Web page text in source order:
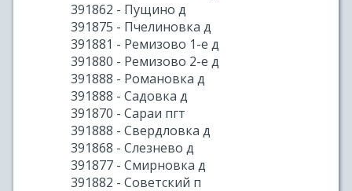
391862 - Пущино д
391875 - Пчелиновка д
391881 - Ремизово 1-е д
391880 - Ремизово 2-е д
391888 - Романовка д
391888 - Садовка д
391870 - Сараи пгт
391888 - Свердловка д
391868 - Слезнево д
391877 - Смирновка д
391882 - Советский п